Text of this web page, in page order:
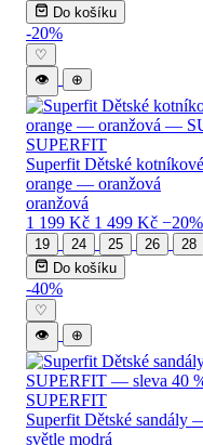
Do košíku
-20%
♡
👁
⊕
SUPERFIT
Superfit Dětské
orange — oranžová
oranžová
1 199 Kč 1 499 Kč −20%
19 24 25 26
28
Do košíku
-40%
♡
👁
⊕
SUPERFIT
Superfit Dětské sandály
světle modrá